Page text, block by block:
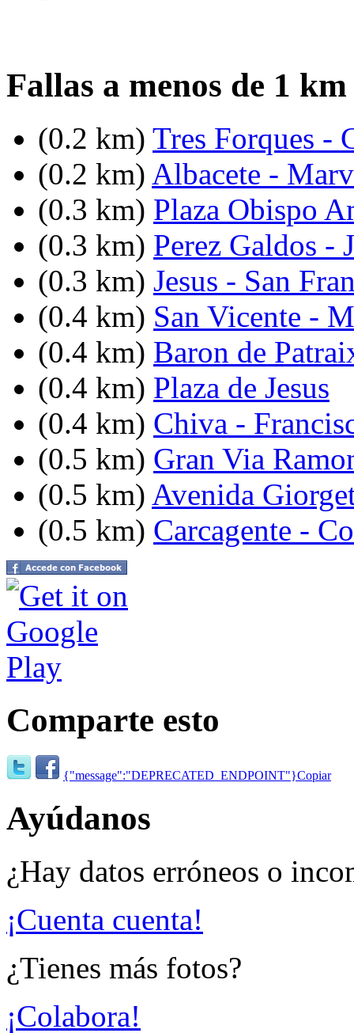
Fallas a menos de 1
(0.2 km) Tres Forques -
(0.2 km) Albacete -
(0.3 km) Plaza Obispo
(0.3 km) Perez Galdos -
(0.3 km) Jesus - San
(0.4 km) San Vicente -
(0.4 km) Baron de
(0.4 km) Plaza de Jesus
(0.4 km) Chiva -
(0.5 km) Gran Via
(0.5 km) Avenida
(0.5 km) Carcagente -
Comparte esto
{"message":"DEPRECATED_ENDPOINT"}Copiar
Ayúdanos
¿Hay datos erróneos o
¡Cuenta cuenta!
¿Tienes más fotos?
¡Colabora!